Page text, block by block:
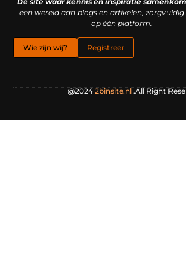
een wereld aan blogs en artikelen,
op één platform.
Wie zijn wij? Registreer
@2024 2binsite.nl.All Right